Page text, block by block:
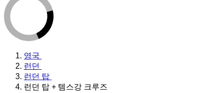
영국
런던
런던 탑
런던 탑 + 템스강 크루즈